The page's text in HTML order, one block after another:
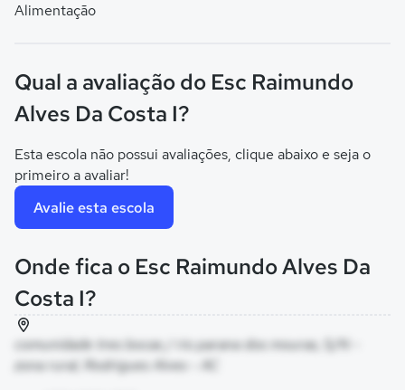
Alimentação
Qual a avaliação do Esc Raimundo
Alves Da Costa I?
Esta escola não possui avaliações, clique abaixo e seja o
primeiro a avaliar!
Avalie esta escola
Onde fica o Esc Raimundo Alves Da
Costa I?
comunidade tres bocas / rio parana dos mouras, S/N -
zona rural, Rodrigues Alves - AC